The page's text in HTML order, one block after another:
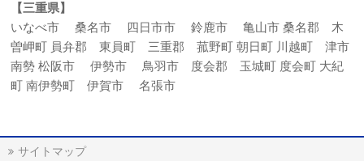
【三重県】
いなべ市 桑名市 四日市市 鈴鹿市 亀山市 桑名郡 木
曽岬町 員弁郡 東員町 三重郡 菰野町 朝日町 川越町 津市
南勢 松阪市 伊勢市 鳥羽市 度会郡 玉城町 度会町 大紀
町 南伊勢町 伊賀市 名張市
サイトマップ